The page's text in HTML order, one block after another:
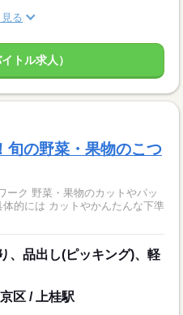
る
トル求人）
旬の野菜・果物のこつ
ク 野菜・果物のカットやパッ
的には カットやかんたんな下準
、品出し(ピッキング)、軽
区 / 上桂駅